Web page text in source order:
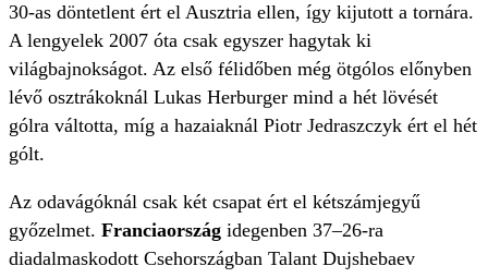
30-as döntetlent ért el Ausztria ellen, így kijutott a tornára.
A lengyelek 2007 óta csak egyszer hagytak ki
világbajnokságot. Az első félidőben még ötgólos előnyben
lévő osztrákoknál Lukas Herburger mind a hét lövését
gólra váltotta, míg a hazaiaknál Piotr Jedraszczyk ért el hét
gólt.
Az odavágóknál csak két csapat ért el kétszámjegyű
győzelmet. Franciaország idegenben 37–26-ra
diadalmaskodott Csehországban Talant Dujshebaev